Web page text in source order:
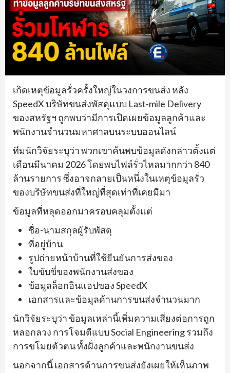
เกิดเหตุข้อมูลรั่วครั้งใหญ่ในวงการขนส่ง หลัง
SpeedX บริษัทขนส่งพัสดุแบบ Last-mile Delivery
ของสหรัฐฯ ถูกพบว่ามีการเปิดเผยข้อมูลลูกค้าและ
พนักงานจำนวนมหาศาลบนระบบออนไลน์
ทีมนักวิจัยระบุว่า พวกเขาค้นพบข้อมูลดังกล่าวตั้งแต่
เดือนมีนาคม 2026 โดยพบไฟล์รั่วไหลมากกว่า 840
ล้านรายการ ซึ่งอาจกลายเป็นหนึ่งในเหตุข้อมูลรั่ว
ของบริษัทขนส่งที่ใหญ่ที่สุดเท่าที่เคยมีมา
ข้อมูลที่หลุดออกมาครอบคลุมตั้งแต่
ชื่อ-นามสกุลผู้รับพัสดุ
ที่อยู่บ้าน
รูปถ่ายหน้าบ้านที่ใช้ยืนยันการส่งของ
ใบขับขี่ของพนักงานส่งของ
ข้อมูลล็อกอินแอปของ SpeedX
เอกสารและข้อมูลด้านการขนส่งจำนวนมาก
นักวิจัยระบุว่า ข้อมูลเหล่านี้เพิ่มความเสี่ยงต่อการถูก
หลอกลวง การโจมตีแบบ Social Engineering รวมถึง
การขโมยตัวตน ทั้งฝั่งลูกค้าและพนักงานขนส่ง
นอกจากนี้ เอกสารด้านการขนส่งยังเผยให้เห็นภาพ